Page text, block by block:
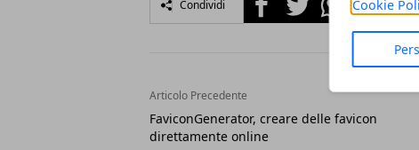
Cookie
Condividi
Articolo Precedente
FaviconGenerator, creare delle favicon
direttamente online